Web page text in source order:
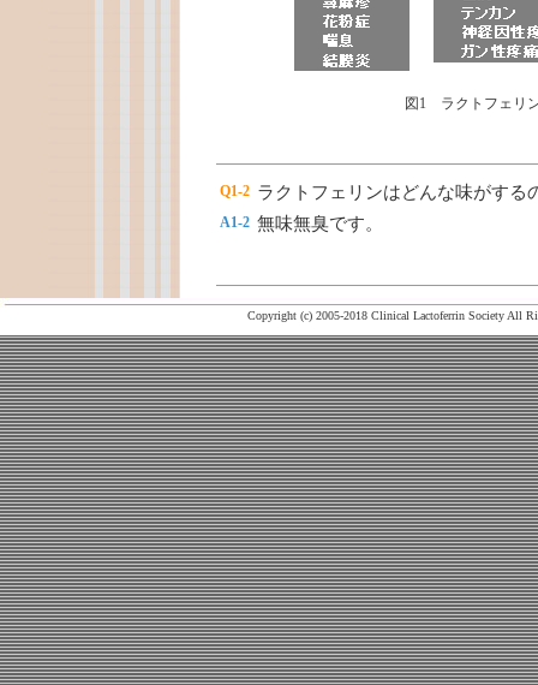
図1 ラクトフェリ
Q1-2 ラクトフェリンはどんな味がする
A1-2 無味無臭です。
Copyright (c) 2005-2018 Clinical Lactoferrin Society All